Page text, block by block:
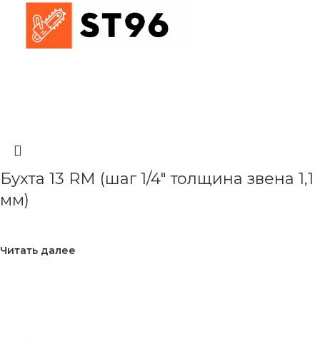
Бухта 13 RM (шаг 1/4″ толщина звена 1,1
мм)
Читать далее